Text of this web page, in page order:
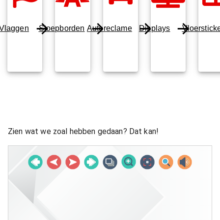
Stoepborden Autoreclame Displays
Zien wat we zoal hebben gedaan? Dat kan!